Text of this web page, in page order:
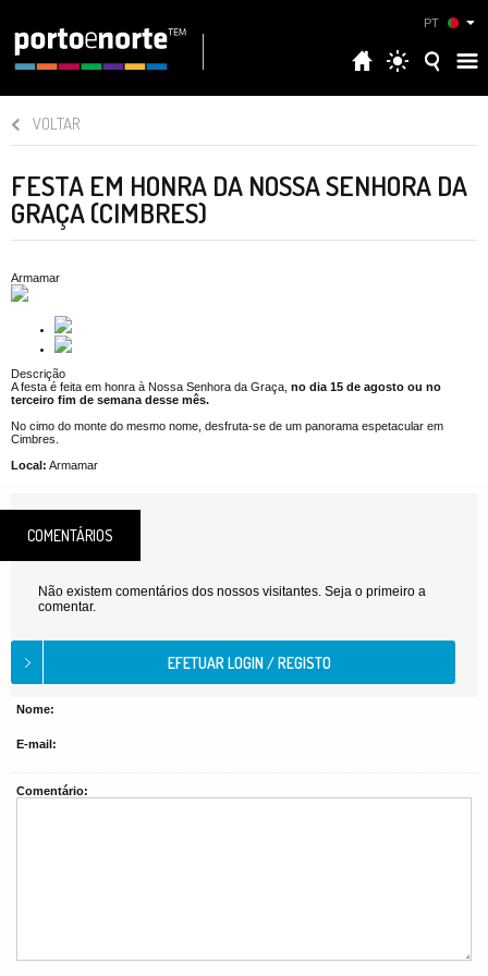
PT
VOLTAR
FESTA EM HONRA DA NOSSA SENHORA DA
GRAÇA (CIMBRES)
Armamar
Descrição
A festa é feita em honra à Nossa Senhora da Graça, no dia 15 de agosto ou no
terceiro fim de semana desse mês.
No cimo do monte do mesmo nome, desfruta-se de um panorama espetacular em
Cimbres.
Local: Armamar
COMENTÁRIOS
Não existem comentários dos nossos visitantes. Seja o primeiro a
comentar.
Nome:
E-mail:
Comentário: